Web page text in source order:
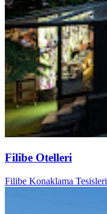
Filibe Otelleri
Filibe Konaklama Tesisleri